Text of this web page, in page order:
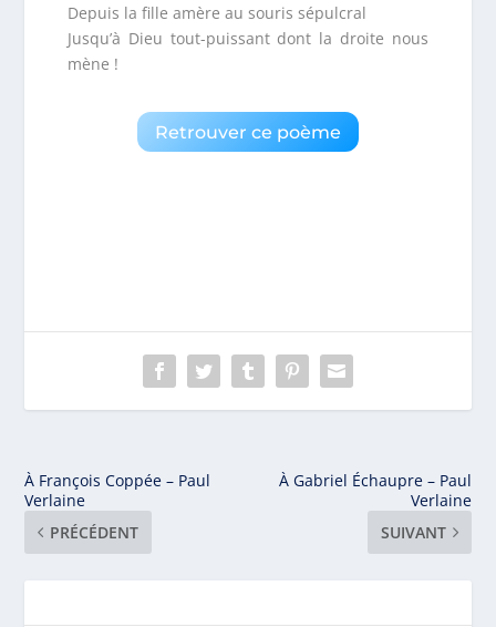
Depuis la fille amère au souris sépulcral
Jusqu’à Dieu tout-puissant dont la droite nous
mène !
Retrouver ce poème
À François Coppée – Paul
Verlaine
PRÉCÉDENT
À Gabriel Échaupre – Paul
Verlaine
SUIVANT